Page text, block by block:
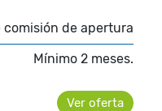
comisión de apertura
Mínimo 2 meses.
Ver oferta